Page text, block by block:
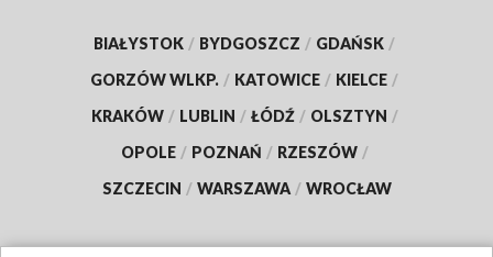
BIAŁYSTOK / BYDGOSZCZ / GDAŃSK /
GORZÓW WLKP. / KATOWICE / KIELCE /
KRAKÓW / LUBLIN / ŁÓDŹ / OLSZTYN /
OPOLE / POZNAŃ / RZESZÓW /
SZCZECIN / WARSZAWA / WROCŁAW